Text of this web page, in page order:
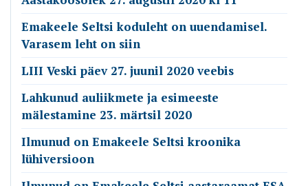
Emakeele Seltsi koduleht on uuendamisel.
Varasem leht on siin
LIII Veski päev 27. juunil 2020 veebis
Lahkunud auliikmete ja esimeeste
mälestamine 23. märtsil 2020
Ilmunud on Emakeele Seltsi kroonika
lühiversioon